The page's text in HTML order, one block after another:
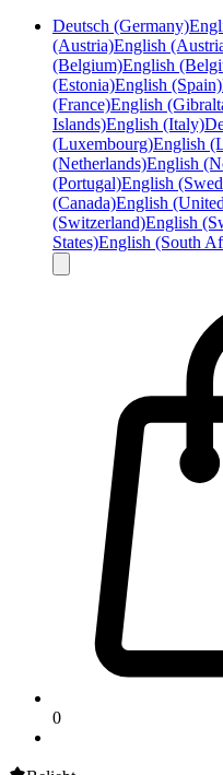
Deutsch (Germany)
(Austria)English
(Belgium)English
(Estonia)English (Spain)
(France)English
Islands)English (Italy)
(Luxembourg)English
(Netherlands)English
(Portugal)English
(Canada)English
(Switzerland)English
States)English (South
0